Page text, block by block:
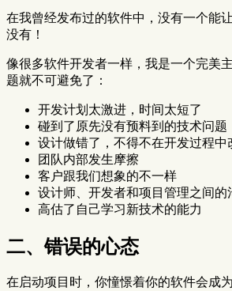
在我曾经发布过的软件中，没有一个能
没有！
像很多软件开发者一样，我是一个完美
题就不可避免了：
开发计划太激进，时间太短了
碰到了原先没有预料到的技术问题
设计做错了，不得不在开发过程中
团队内部发生摩擦
客户跟我们想象的不一样
设计师、开发者和项目管理之间的
高估了自己学习新技术的能力
二、错误的心态
在启动项目时，你憧憬着你的软件会成